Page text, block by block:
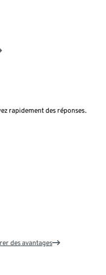
rapidement des réponses.
des avantages